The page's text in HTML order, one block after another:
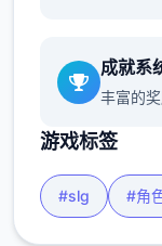
成就系
丰富的
游戏标签
#slg #角